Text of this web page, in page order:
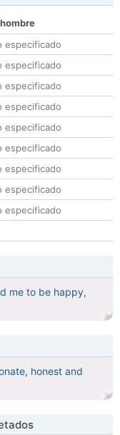
hombre
especificado
especificado
especificado
especificado
especificado
especificado
especificado
especificado
especificado
me to be happy,
honest and